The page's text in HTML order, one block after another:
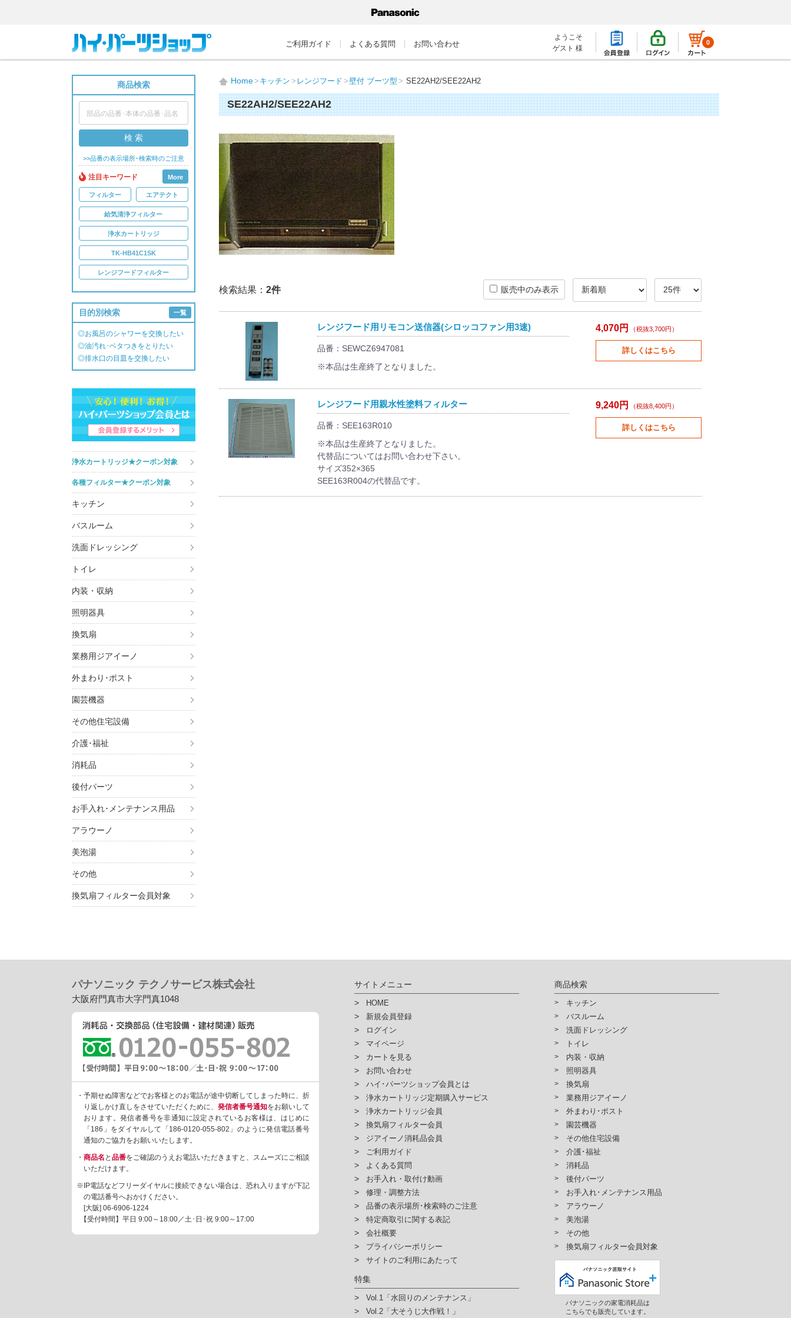
ご利用ガイド よくある質問 お問い合わせ
ようこそ
ゲスト 様
0
商品検索
検 索
>>品番の表示場所･検索時のご注意
注目キーワード More
フィルター エアテクト
給気清浄フィルター
浄水カートリッジ
TK-HB41C1SK
レンジフードフィルター
目的別検索 一覧
◎お風呂のシャワーを交換したい
◎油汚れ･ベタつきをとりたい
◎排水口の目皿を交換したい
浄水カートリッジ★クーポン対象
各種フィルター★クーポン対象
キッチン
バスルーム
洗面ドレッシング
トイレ
内装・収納
照明器具
換気扇
業務用ジアイーノ
外まわり･ポスト
園芸機器
その他住宅設備
介護･福祉
消耗品
後付パーツ
お手入れ･メンテナンス用品
アラウーノ
美泡湯
その他
換気扇フィルター会員対象
Home キッチン レンジフード 壁付 ブーツ型 SE22AH2/SEE22AH2
SE22AH2/SEE22AH2
検索結果： 2件 販売中のみ表示
レンジフード用リモコン送信器(シロッコファン用3速)
品番：SEWCZ6947081
※本品は生産終了となりました。
4,070円 （税抜3,700円）
詳しくはこちら
レンジフード用親水性塗料フィルター
品番：SEE163R010
※本品は生産終了となりました。
代替品についてはお問い合わせ下さい。
サイズ352×365
SEE163R004の代替品です。
9,240円 （税抜8,400円）
詳しくはこちら
パナソニック テクノサービス株式会社
大阪府門真市大字門真1048
・予期せぬ障害などでお客様とのお電話が途中切断してしまった時に、折
り返しかけ直しをさせていただくために、 発信者番号通知をお願いして
おります。発信者番号を非通知に設定されているお客様は、はじめに
「186」をダイヤルして「186-0120-055-802」のように発信電話番号
通知のご協力をお願いいたします。
・ 商品名 と 品番をご確認のうえお電話いただきますと、スムーズにご相談
いただけます。
※IP電話などフリーダイヤルに接続できない場合は、恐れ入りますが下記
の電話番号へおかけください。
[大阪] 06-6906-1224
【受付時間】平日 9:00～18:00／土･日･祝 9:00～17:00
サイトメニュー
HOME
新規会員登録
ログイン
マイページ
カートを見る
お問い合わせ
ハイ･パーツショップ会員とは
浄水カートリッジ定期購入サービス
浄水カートリッジ会員
換気扇フィルター会員
ジアイーノ消耗品会員
ご利用ガイド
よくある質問
お手入れ・取付け動画
修理・調整方法
品番の表示場所･検索時のご注意
特定商取引に関する表記
会社概要
プライバシーポリシー
サイトのご利用にあたって
特集
Vol.1「水回りのメンテナンス」
Vol.2「大そうじ大作戦！」
商品検索
キッチン
バスルーム
洗面ドレッシング
トイレ
内装・収納
照明器具
換気扇
業務用ジアイーノ
外まわり･ポスト
園芸機器
その他住宅設備
介護･福祉
消耗品
後付パーツ
お手入れ･メンテナンス用品
アラウーノ
美泡湯
その他
換気扇フィルター会員対象
パナソニックの家電消耗品は
こちらでも販売しています。